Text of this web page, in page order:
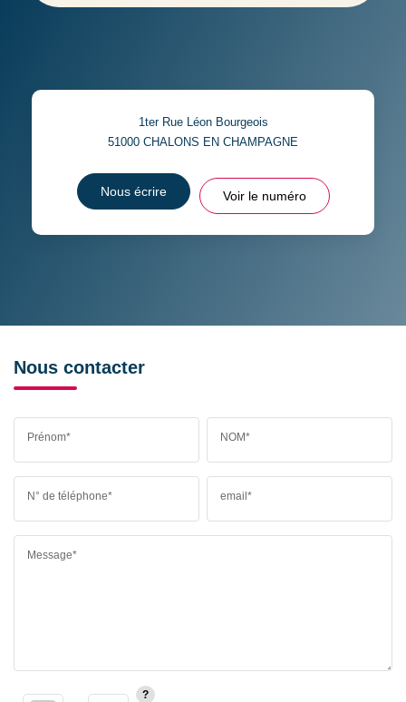
1ter Rue Léon Bourgeois
51000 CHALONS EN CHAMPAGNE
Nous écrire Voir le numéro
Nous contacter
Prénom* NOM*
N° de téléphone* email*
Message*